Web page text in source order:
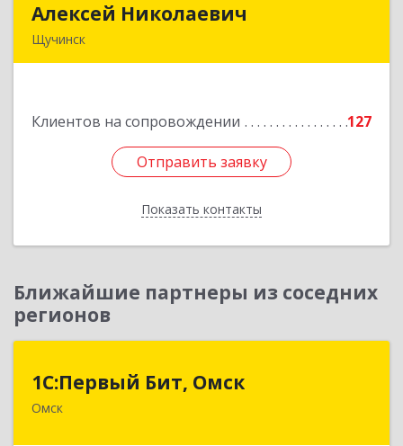
Алексей Николаевич
Щучинск
Клиентов на сопровождении 127
Отправить заявку
Показать контакты
Алексей Николаевич
Ближайшие партнеры из соседних
регионов
1С:Первый Бит, Омск
Омск
644099, Омская обл, Омск г, Гагарина ул, дом №